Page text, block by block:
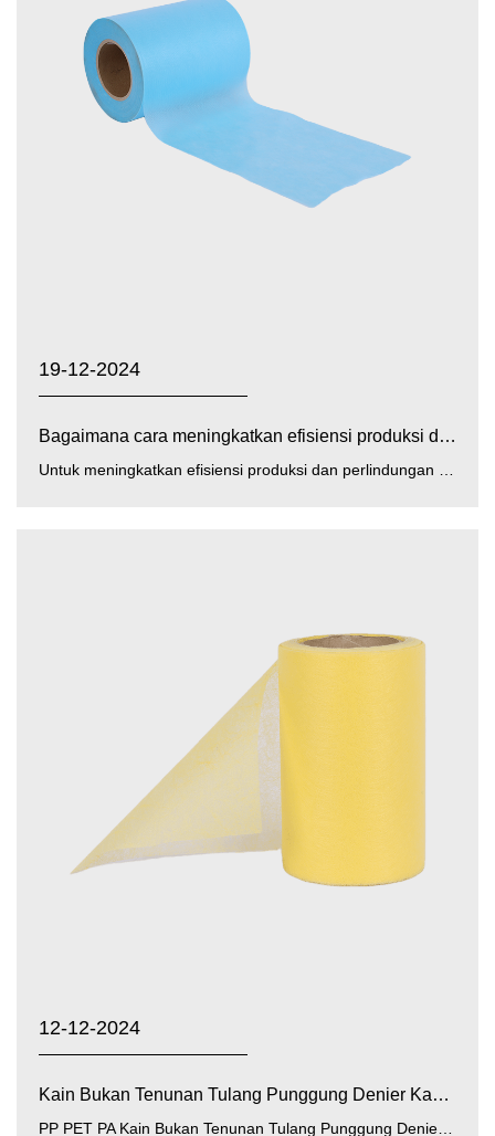
19-12-2024
Bagaimana cara meningkatkan efisiensi produksi dan perl...
12-12-2024
Kain Bukan Tenunan Tulang Punggung Denier Kasar PP PET ...